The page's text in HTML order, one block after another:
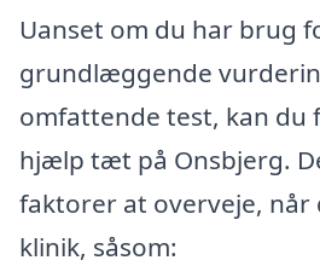
Uanset om du har brug
grundlæggende
omfattende test, kan du
hjælp tæt på Onsbjerg.
faktorer at overveje,
klinik, såsom: